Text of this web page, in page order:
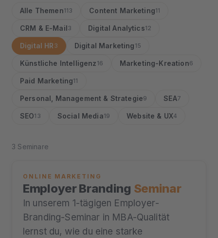
Alle Themen113 Content Marketing11
CRM & E-Mail3 Digital Analytics12
Digital HR 3 Digital Marketing 15
Künstliche Intelligenz 16 Marketing-Kreation6
Paid Marketing11
Personal, Management & Strategie9 SEA7
SEO13 Social Media19 Website & UX4
3 Seminare
ONLINE MARKETING
Employer Branding Seminar
In unserem 1-tägigen Employer-
Branding-Seminar in MBA-Qualität
lernst du, wie du eine starke